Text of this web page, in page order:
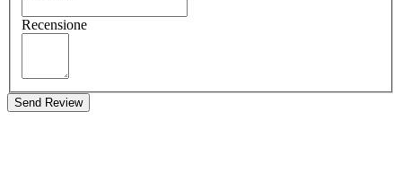
Recensione
Send Review